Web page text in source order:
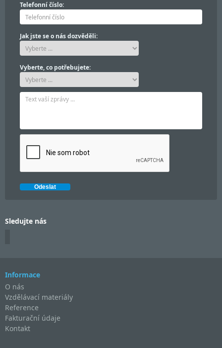
Telefonní číslo:
Jak jste se o nás dozvěděli:
Vyberte, co potřebujete:
Sledujte nás
Informace
O nás
Vzdělávací materiály
Reference
Fakturační údaje
Kontakt